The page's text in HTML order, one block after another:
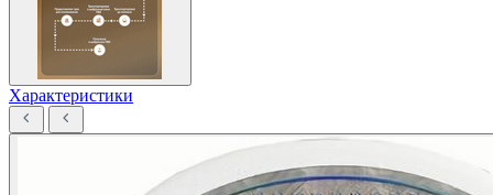
Характеристики